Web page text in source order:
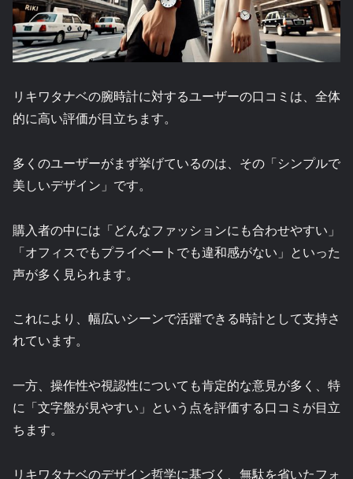
リキワタナベの腕時計に対するユーザーの口コミは、全体
的に高い評価が目立ちます。
多くのユーザーがまず挙げているのは、その「シンプルで
美しいデザイン」です。
購入者の中には「どんなファッションにも合わせやすい」
「オフィスでもプライベートでも違和感がない」といった
声が多く見られます。
これにより、幅広いシーンで活躍できる時計として支持さ
れています。
一方、操作性や視認性についても肯定的な意見が多く、特
に「文字盤が見やすい」という点を評価する口コミが目立
ちます。
リキワタナベのデザイン哲学に基づく、無駄を省いたフォ